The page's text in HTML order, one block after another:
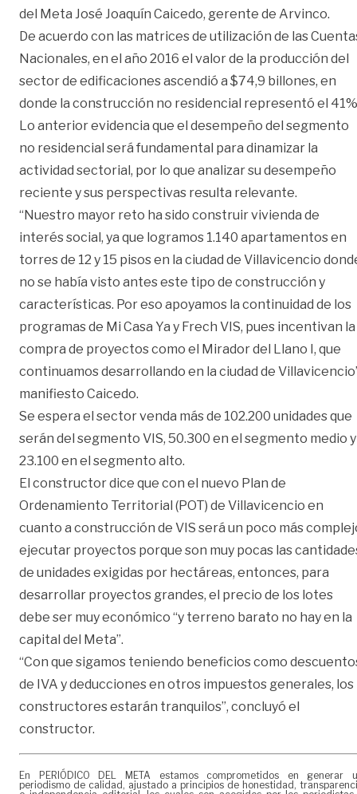
del Meta José Joaquín Caicedo, gerente de Arvinco.
De acuerdo con las matrices de utilización de las
Nacionales, en el año 2016 el valor de la producción del
sector de edificaciones ascendió a $74,9 billones, en
donde la construcción no residencial representó el
Lo anterior evidencia que el desempeño del segmento
no residencial será fundamental para dinamizar la
actividad sectorial, por lo que analizar su desempeño
reciente y sus perspectivas resulta relevante.
“Nuestro mayor reto ha sido construir vivienda de
interés social, ya que logramos 1.140 apartamentos en
torres de 12 y 15 pisos en la ciudad de Villavicencio
no se había visto antes este tipo de construcción y
características. Por eso apoyamos la continuidad de los
programas de Mi Casa Ya y Frech VIS, pues incentivan la
compra de proyectos como el Mirador del Llano I, que
continuamos desarrollando en la ciudad de
manifiesto Caicedo.
Se espera el sector venda más de 102.200 unidades que
serán del segmento VIS, 50.300 en el segmento medio y
23.100 en el segmento alto.
El constructor dice que con el nuevo Plan de
Ordenamiento Territorial (POT) de Villavicencio en
cuanto a construcción de VIS será un poco más
ejecutar proyectos porque son muy pocas las
de unidades exigidas por hectáreas, entonces, para
desarrollar proyectos grandes, el precio de los lotes
debe ser muy económico “y terreno barato no hay en la
capital del Meta”.
“Con que sigamos teniendo beneficios como
de IVA y deducciones en otros impuestos generales, los
constructores estarán tranquilos”, concluyó el
constructor.
En PERIÓDICO DEL META estamos comprometidos en generar
periodismo de calidad, ajustado a principios de honestidad,